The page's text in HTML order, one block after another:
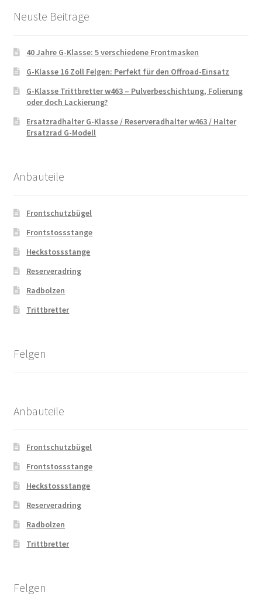
Neuste Beitrage
40 Jahre G-Klasse: 5 verschiedene Frontmasken
G-Klasse 16 Zoll Felgen: Perfekt für den Offroad-Einsatz
G-Klasse Trittbretter w463 – Pulverbeschichtung, Folierung
oder doch Lackierung?
Ersatzradhalter G-Klasse / Reserveradhalter w463 / Halter
Ersatzrad G-Modell
Anbauteile
Frontschutzbügel
Frontstossstange
Heckstossstange
Reserveradring
Radbolzen
Trittbretter
Felgen
Anbauteile
Frontschutzbügel
Frontstossstange
Heckstossstange
Reserveradring
Radbolzen
Trittbretter
Felgen